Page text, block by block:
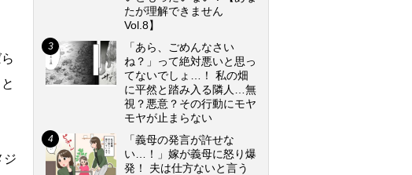
ジ
たが理解できません
Vol.8】
「あら、ごめんなさい
ね？」って絶対悪いと思っ
てないでしょ…！ 私の畑
に平然と踏み入る隣人…無
視？悪意？その行動にモヤ
モヤが止まらない
「義母の発言が許せな
い…！」嫁が義母に怒り爆
発！ 夫は仕方ないと言う